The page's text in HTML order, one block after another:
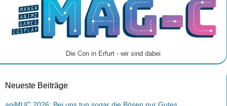
Die Con in Erfurt - wir sind dabei
Neueste Beiträge